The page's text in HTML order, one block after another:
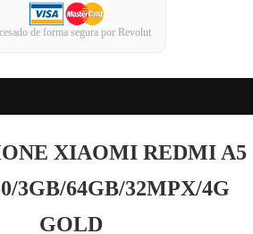
de forma segura por Revolut
XIAOMI REDMI A5
3GB/64GB/32MPX/4G
GOLD